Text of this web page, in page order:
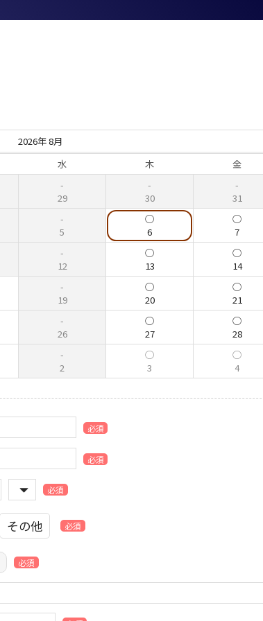
2026年 8月
水 木 金
29 30 31
5 6 7
12 13 14
19 20 21
26 27 28
2 3 4
必須
必須
必須
その他 必須
必須